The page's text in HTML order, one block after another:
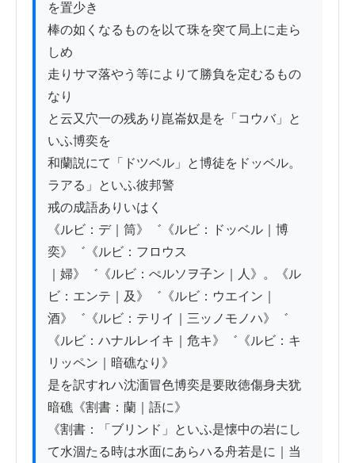
を置少き
棒の如くなるものを以て珠を突て局上に走ら
しめ
走りサマ落やう等によりて勝負を定むるもの
なり
と云又穴一の残あり崑崙奴是を「コウバ」と
いふ博奕を
和蘭説にて「ドツベル」と博徒をドッベル。
ラアる」といふ彼邦警
戒の成語ありいはく
《ルビ：デ｜筒》゛《ルビ：ドッベル｜博
奕》゛《ルビ：フロウス
｜婦》゛《ルビ：ぺルソヲ子ン｜人》。《ル
ビ：エンテ｜及》゛《ルビ：ウエイン｜
酒》゛《ルビ：テリイ｜三ッノモノハ》゛
《ルビ：ハナルレイキ｜危キ》゛《ルビ：キ
リッペン｜暗礁なり》
是を訳すれハ沈湎冒色博奕是要敗徳傷身夫犹
暗礁《割書：蘭｜語に》
《割書：「ブリンド」といふ是懐中の岩にし
て水涸たる時は水面にあらハる舟若是に｜当